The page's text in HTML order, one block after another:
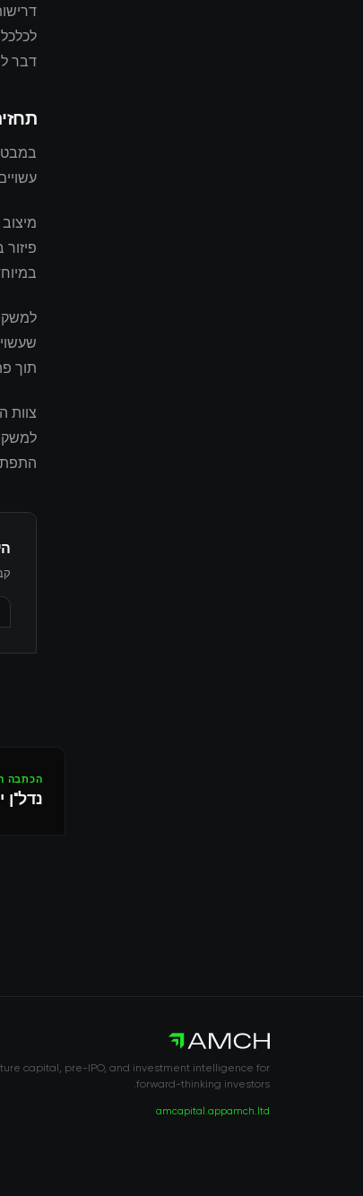
דבר
במבט
תוך
הכתבה
נדל"ן
capital, pre-IPO, and investment intelligence for
forward-thinking investors.
amch.ltd
amcapital.app